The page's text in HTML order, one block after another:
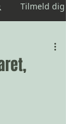
Tilmeld dig